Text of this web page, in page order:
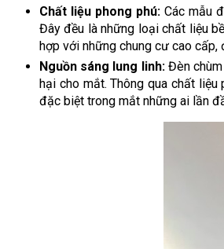
Chất liệu phong phú: Các mẫu
Đây đều là những loại chất liệu
hợp với những chung cư cao cấp,
Nguồn sáng lung linh:Đèn chùm
hại cho mắt. Thông qua chất
đặc biệt trong mắt những ai lần